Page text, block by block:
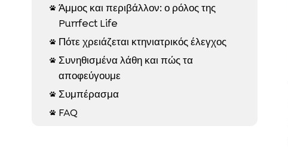
 Άμμος και περιβάλλον: ο ρόλος της
Purrfect Life
 Πότε χρειάζεται κτηνιατρικός έλεγχος
 Συνηθισμένα λάθη και πώς τα
αποφεύγουμε
 Συμπέρασμα
 FAQ